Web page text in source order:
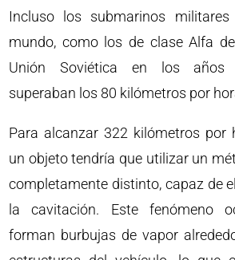
Incluso los submarinos
mundo, como los de clase Alfa
Unión Soviética en los años
superaban los 80 kilómetros por
Para alcanzar 322 kilómetros por
un objeto tendría que utilizar un
completamente distinto, capaz de
la cavitación. Este fenómeno
forman burbujas de vapor